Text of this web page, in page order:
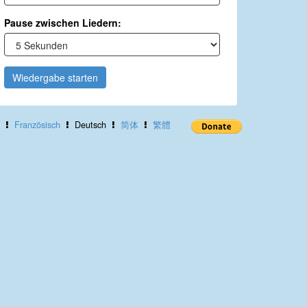
Pause zwischen Liedern:
Wiedergabe starten
Französisch Deutsch 简体 繁體